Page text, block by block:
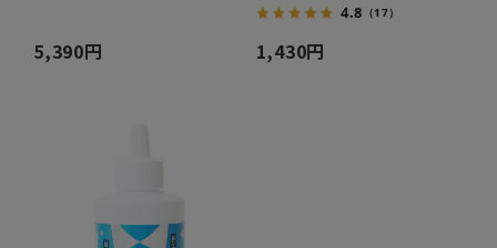
5,390円
4.8 （17）
1,430円